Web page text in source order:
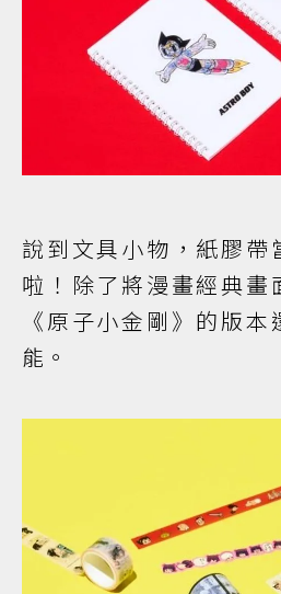
說到文具小物，紙膠帶
啦！除了將漫畫經典畫
《原子小金剛》的版
能。